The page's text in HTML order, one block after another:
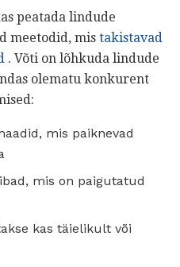
peatada lindude
meetodid, mis takistavad
. Võti on lõhkuda lindude
olematu konkurent
mis paiknevad
mis on paigutatud
kas täielikult või